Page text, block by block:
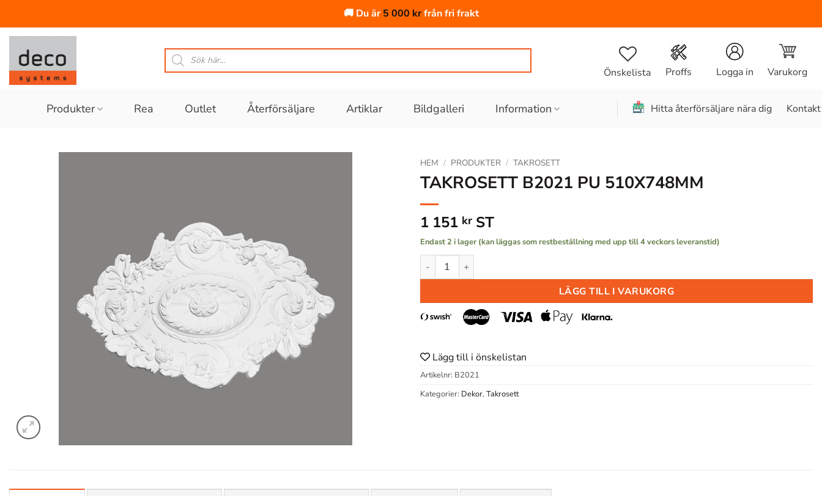
🚚 Du är5 000 krfrån fri frakt
Skip
content
Produktsökning
Önskelista Proffs Logga in Varukorg
Produkter Rea Outlet Återförsäljare Artiklar Bildgalleri Information Hitta återförsäljare nära dig Kontakt
HEM / PRODUKTER / TAKROSETT
TAKROSETT B2021 PU 510X748MM
1 151 kr ST
Endast 2 i lager (kan läggas som restbeställning med upp till 4 veckors leveranstid)
TAKROSETT B2021 PU 510X748MM mängd
LÄGG TILL I VARUKORG
Lägg till i önskelistan
Artikelnr: B2021
Kategorier: Dekor, Takrosett